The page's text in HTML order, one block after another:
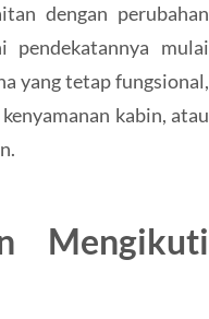
dengan perubahan
mulai
yang tetap fungsional,
kabin, atau
Mengikuti